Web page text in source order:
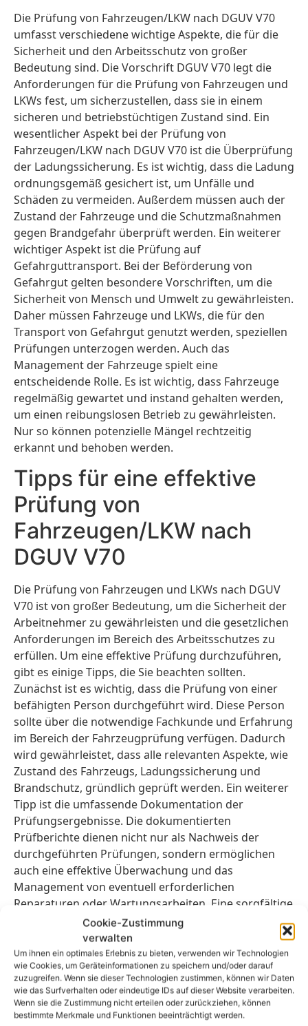
Cookie-Zustimmung
verwalten
Um ihnen ein optimales Erlebnis zu bieten, verwenden wir Technologien
wie Cookies, um Geräteinformationen zu speichern und/oder darauf
zuzugreifen. Wenn sie dieser Technologien zustimmen, können wir Daten
wie das Surfverhalten oder eindeutige IDs auf dieser Website verarbeiten.
Wenn sie die Zustimmung nicht erteilen oder zurückziehen, können
bestimmte Merkmale und Funktionen beeinträchtigt werden.
Die Prüfung von Fahrzeugen/LKW nach DGUV V70
umfasst verschiedene wichtige Aspekte, die für die
Sicherheit und den Arbeitsschutz von großer
Bedeutung sind. Die Vorschrift DGUV V70 legt die
Anforderungen für die Prüfung von Fahrzeugen und
LKWs fest, um sicherzustellen, dass sie in einem
sicheren und betriebstüchtigen Zustand sind. Ein
wesentlicher Aspekt bei der Prüfung von
Fahrzeugen/LKW nach DGUV V70 ist die Überprüfung
der Ladungssicherung. Es ist wichtig, dass die Ladung
ordnungsgemäß gesichert ist, um Unfälle und
Schäden zu vermeiden. Außerdem müssen auch der
Zustand der Fahrzeuge und die Schutzmaßnahmen
gegen Brandgefahr überprüft werden. Ein weiterer
wichtiger Aspekt ist die Prüfung auf
Gefahrguttransport. Bei der Beförderung von
Gefahrgut gelten besondere Vorschriften, um die
Sicherheit von Mensch und Umwelt zu gewährleisten.
Daher müssen Fahrzeuge und LKWs, die für den
Transport von Gefahrgut genutzt werden, speziellen
Prüfungen unterzogen werden. Auch das
Management der Fahrzeuge spielt eine
entscheidende Rolle. Es ist wichtig, dass Fahrzeuge
regelmäßig gewartet und instand gehalten werden,
um einen reibungslosen Betrieb zu gewährleisten.
Nur so können potenzielle Mängel rechtzeitig
erkannt und behoben werden.
Tipps für eine effektive
Prüfung von
Fahrzeugen/LKW nach
DGUV V70
Die Prüfung von Fahrzeugen und LKWs nach DGUV
V70 ist von großer Bedeutung, um die Sicherheit der
Arbeitnehmer zu gewährleisten und die gesetzlichen
Anforderungen im Bereich des Arbeitsschutzes zu
erfüllen. Um eine effektive Prüfung durchzuführen,
gibt es einige Tipps, die Sie beachten sollten.
Zunächst ist es wichtig, dass die Prüfung von einer
befähigten Person durchgeführt wird. Diese Person
sollte über die notwendige Fachkunde und Erfahrung
im Bereich der Fahrzeugprüfung verfügen. Dadurch
wird gewährleistet, dass alle relevanten Aspekte, wie
Zustand des Fahrzeugs, Ladungssicherung und
Brandschutz, gründlich geprüft werden. Ein weiterer
Tipp ist die umfassende Dokumentation der
Prüfungsergebnisse. Die dokumentierten
Prüfberichte dienen nicht nur als Nachweis der
durchgeführten Prüfungen, sondern ermöglichen
auch eine effektive Überwachung und das
Management von eventuell erforderlichen
Reparaturen oder Wartungsarbeiten. Eine sorgfältige
Dokumentation ist daher unerlässlich. Des Weiteren
sollten bei der Prüfung alle relevanten Vorschriften
und Richtlinien, insbesondere die DGUV V70,
beachtet werden. Diese geben klare Anweisungen
und Kriterien vor, anhand derer die Prüfung
durchgeführt werden kann. Es ist wichtig, dass
sowohl der Prüfer als auch der Fahrzeugbesitzer mit